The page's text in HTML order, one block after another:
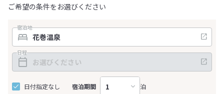
ご希望の条件をお選びください
宿泊地
日程
日付指定なし 宿泊期間 泊